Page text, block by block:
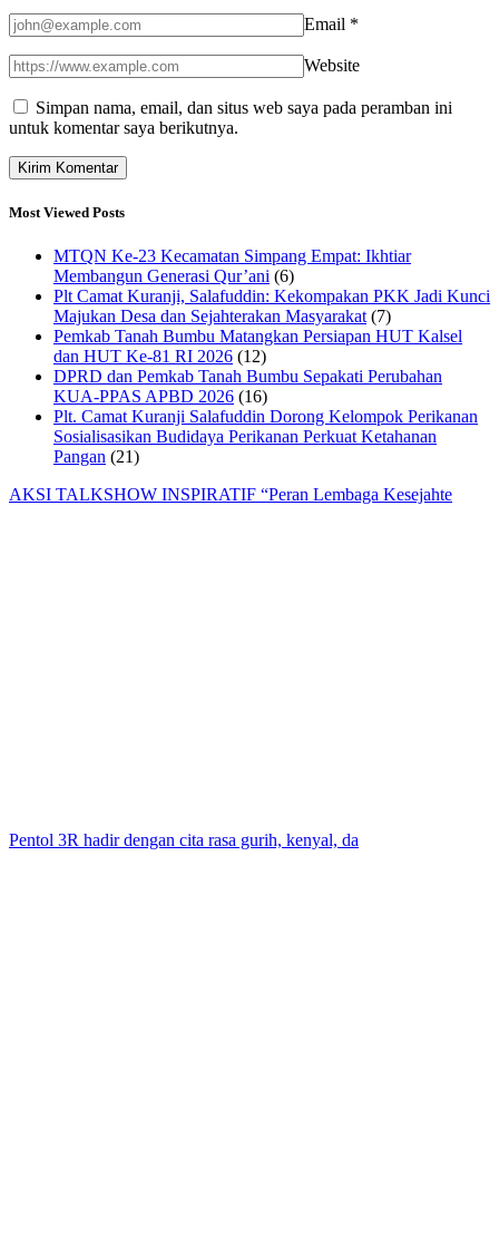
Email *
Website
Simpan nama, email, dan situs web saya pada peramban ini
untuk komentar saya berikutnya.
Most Viewed Posts
MTQN Ke-23 Kecamatan Simpang Empat: Ikhtiar
Membangun Generasi Qur’ani (6)
Plt Camat Kuranji, Salafuddin: Kekompakan PKK Jadi Kunci
Majukan Desa dan Sejahterakan Masyarakat (7)
Pemkab Tanah Bumbu Matangkan Persiapan HUT Kalsel
dan HUT Ke-81 RI 2026 (12)
DPRD dan Pemkab Tanah Bumbu Sepakati Perubahan
KUA-PPAS APBD 2026 (16)
Plt. Camat Kuranji Salafuddin Dorong Kelompok Perikanan
Sosialisasikan Budidaya Perikanan Perkuat Ketahanan
Pangan (21)
AKSI TALKSHOW INSPIRATIF “Peran Lembaga Kesejahte
Pentol 3R hadir dengan cita rasa gurih, kenyal, da